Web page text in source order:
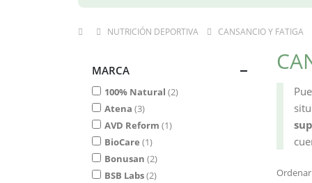
NUTRICIÓN DEPORTIVA CANSANCIO Y FATIGA
MARCA
100% Natural 2
Atena 3
AVD Reform 1
BioCare 1
Bonusan 2
BSB Labs 2